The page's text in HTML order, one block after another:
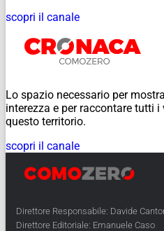
scopri il canale
Lo spazio necessario per
interezza e per raccontare tutti
questo territorio.
scopri il canale
Direttore Responsabile: Davide
Direttore Editoriale: Emanuele Caso